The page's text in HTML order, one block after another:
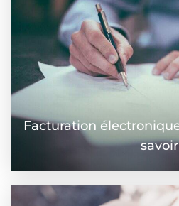
Facturation
savoir